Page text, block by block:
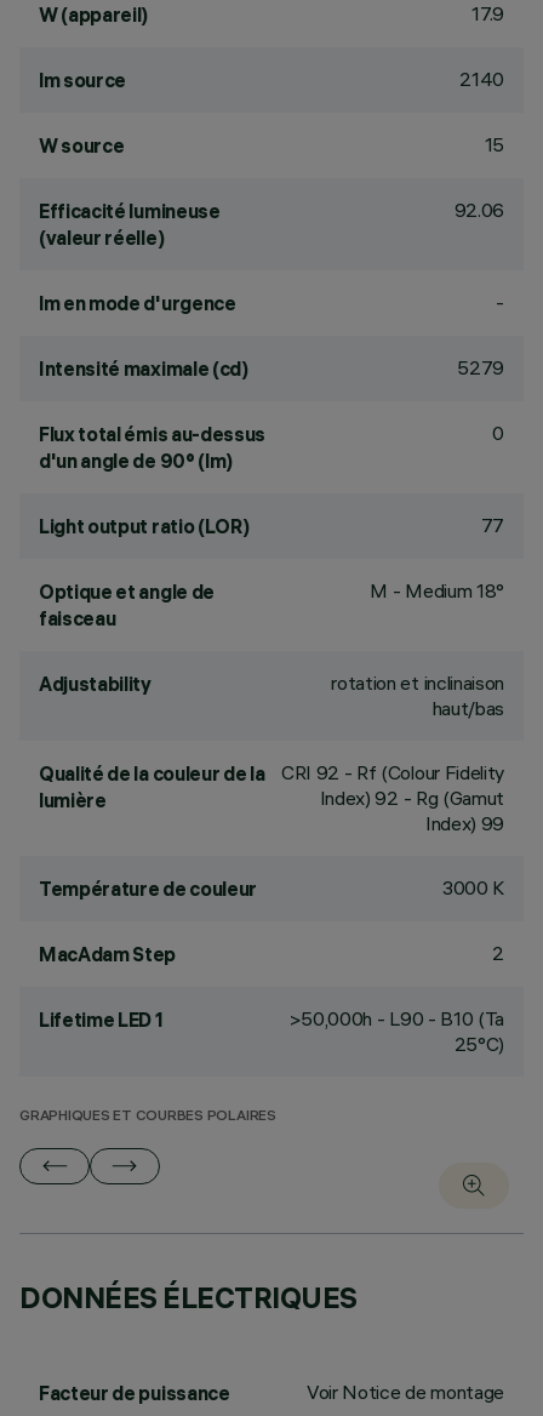
W (appareil) 17.9
lm source 2140
W source 15
Efficacité lumineuse
(valeur réelle)
92.06
lm en mode d'urgence -
Intensité maximale (cd) 5279
Flux total émis au-dessus
d'un angle de 90° (lm)
0
Light output ratio (LOR) 77
Optique et angle de
faisceau
M - Medium 18°
Adjustability
rotation et inclinaison
haut/bas
Qualité de la couleur de la
lumière
CRI 92 - Rf (Colour Fidelity
Index) 92 - Rg (Gamut
Index) 99
Température de couleur 3000 K
MacAdam Step 2
Lifetime LED 1
>50,000h - L90 - B10 (Ta
25°C)
GRAPHIQUES ET COURBES POLAIRES
DONNÉES ÉLECTRIQUES
Facteur de puissance Voir Notice de montage